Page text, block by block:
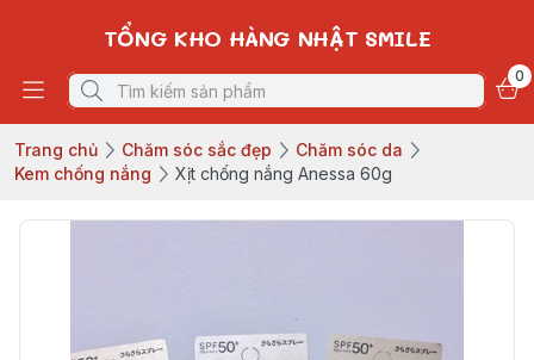
TỔNG KHO HÀNG NHẬT SMILE
0
Trang chủ Chăm sóc sắc đẹp
Chăm sóc da
Kem chống nắng
Xịt chống nắng Anessa 60g